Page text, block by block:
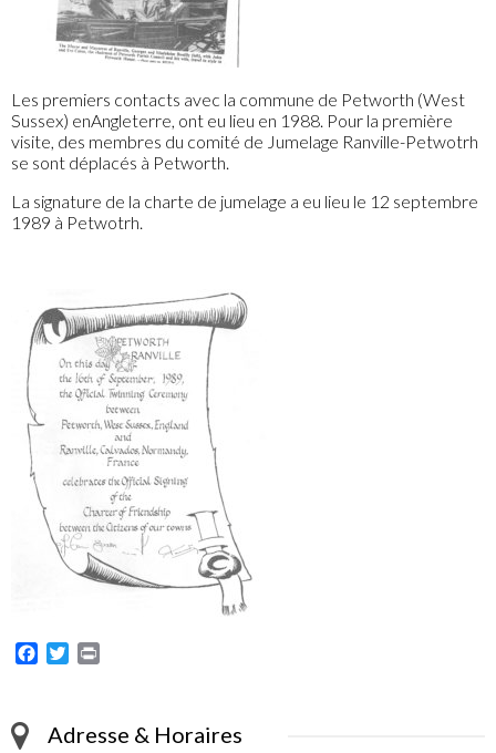
Les premiers contacts avec la commune de Petworth (West
Sussex) enAngleterre, ont eu lieu en 1988. Pour la première
visite, des membres du comité de Jumelage Ranville-Petwotrh
se sont déplacés à Petworth.
La signature de la charte de jumelage a eu lieu le 12 septembre
1989 à Petwotrh.
Facebook
Twitter
Adresse & Horaires